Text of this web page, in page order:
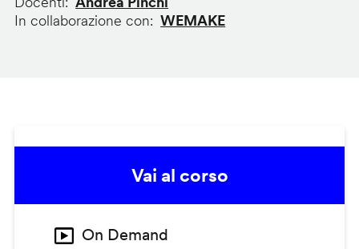
In collaborazione con
WEMAKE
Vai al corso
On Demand